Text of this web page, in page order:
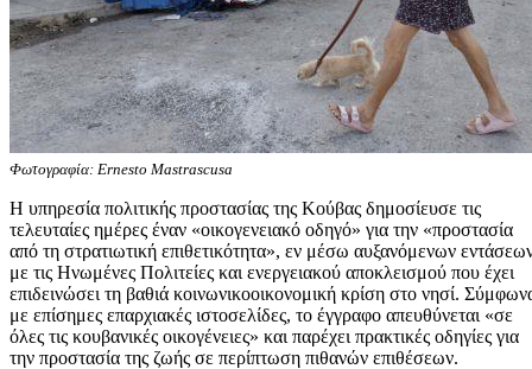
Φωτογραφία: Ernesto Mastrascusa
Η υπηρεσία πολιτικής προστασίας της Κούβας δημοσίευσε τις
τελευταίες ημέρες έναν «οικογενειακό οδηγό» για την «προστασία
από τη στρατιωτική επιθετικότητα», εν μέσω αυξανόμενων
με τις Ηνωμένες Πολιτείες και ενεργειακού αποκλεισμού που έχει
επιδεινώσει τη βαθιά κοινωνικοοικονομική κρίση στο νησί.
με επίσημες επαρχιακές ιστοσελίδες, το έγγραφο απευθύνεται «σε
όλες τις κουβανικές οικογένειες» και παρέχει πρακτικές οδηγίες για
την προστασία της ζωής σε περίπτωση πιθανών επιθέσεων.